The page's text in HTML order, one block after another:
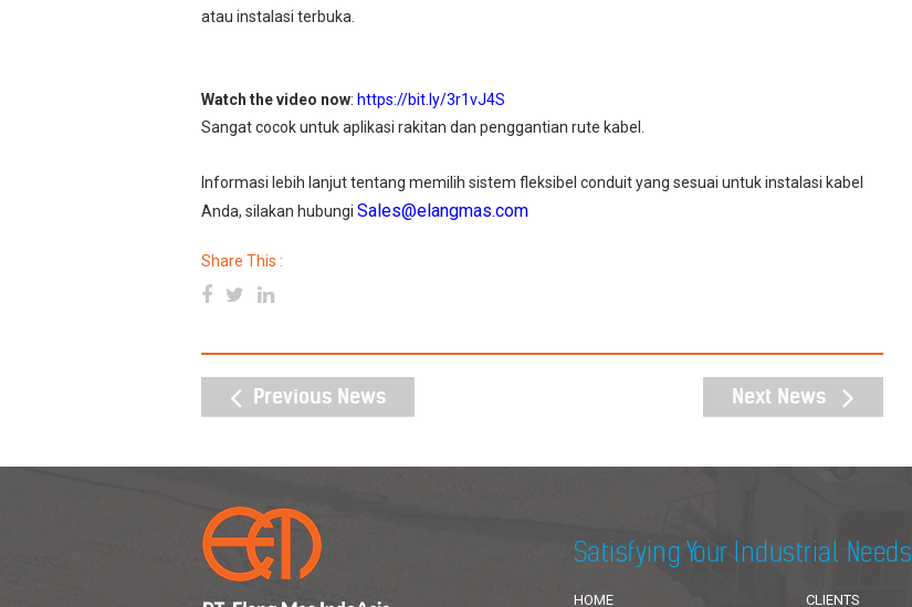
atau instalasi terbuka.
Watch the video now: https://bit.ly/3r1vJ4S
Sangat cocok untuk aplikasi rakitan dan penggantian rute kabel.
Informasi lebih lanjut tentang memilih sistem fleksibel conduit yang sesuai untuk instalasi kabel
Anda, silakan hubungi Sales@elangmas.com
Share This :
Previous News Next News
Satisfying Your Industrial Needs
HOME CLIENTS